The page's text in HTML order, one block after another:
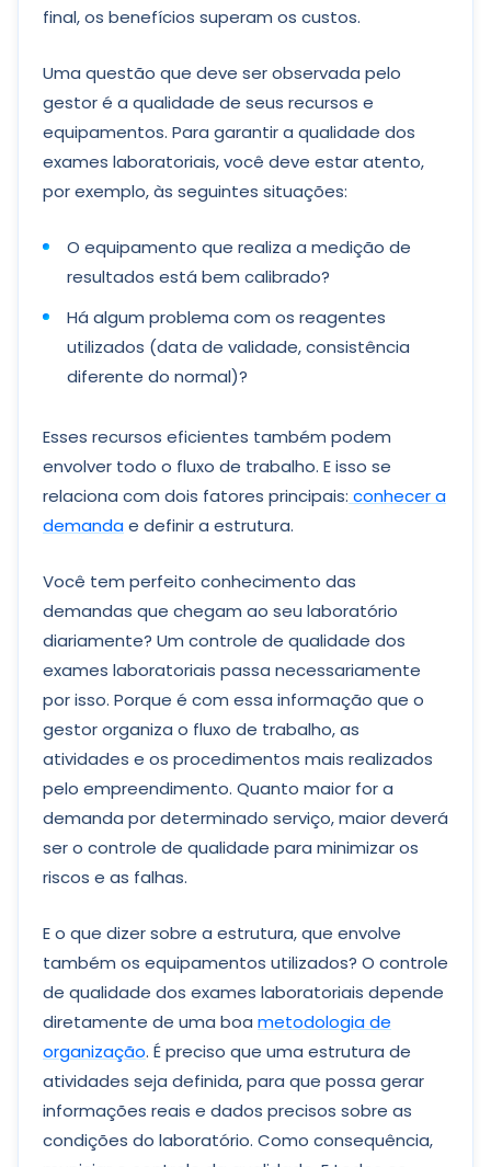
final, os benefícios superam os custos.
Uma questão que deve ser observada pelo
gestor é a qualidade de seus recursos e
equipamentos. Para garantir a qualidade dos
exames laboratoriais, você deve estar atento,
por exemplo, às seguintes situações:
O equipamento que realiza a medição de
resultados está bem calibrado?
Há algum problema com os reagentes
utilizados (data de validade, consistência
diferente do normal)?
Esses recursos eficientes também podem
envolver todo o fluxo de trabalho. E isso se
relaciona com dois fatores principais: conhecer a
demandae definir a estrutura.
Você tem perfeito conhecimento das
demandas que chegam ao seu laboratório
diariamente? Um controle de qualidade dos
exames laboratoriais passa necessariamente
por isso. Porque é com essa informação que o
gestor organiza o fluxo de trabalho, as
atividades e os procedimentos mais realizados
pelo empreendimento. Quanto maior for a
demanda por determinado serviço, maior deverá
ser o controle de qualidade para minimizar os
riscos e as falhas.
E o que dizer sobre a estrutura, que envolve
também os equipamentos utilizados? O controle
de qualidade dos exames laboratoriais depende
diretamente de uma boa metodologia de
organização. É preciso que uma estrutura de
atividades seja definida, para que possa gerar
informações reais e dados precisos sobre as
condições do laboratório. Como consequência,